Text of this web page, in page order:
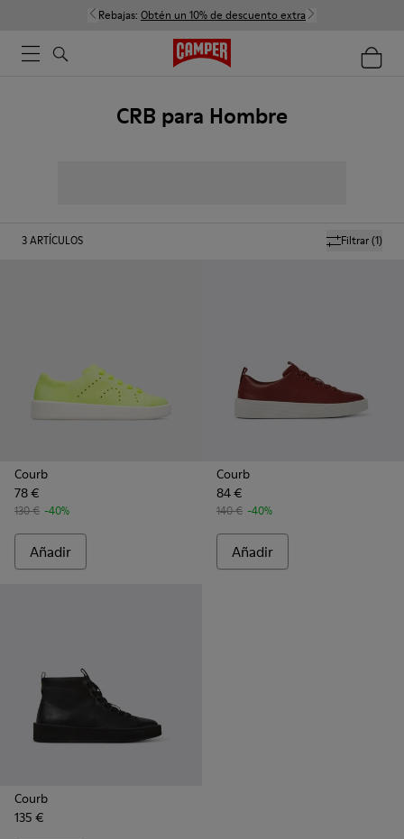
Rebajas: Obtén un 10% de descuento extra
CRB para Hombre
Filtrar(1)
3ARTÍCULOS
Courb
78 €
130 € -40%
Añadir
Courb
84 €
140 € -40%
Añadir
Courb
135 €